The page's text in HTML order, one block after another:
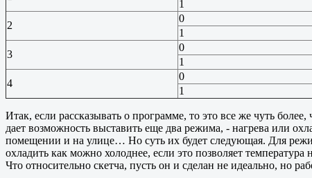
1
2
0
1
3
0
1
4
0
1
Итак, если рассказывать о программе, то это все же чуть
дает возможность выставить еще два режима, - нагрева или
помещении и на улице… Но суть их будет следующая. Для
охладить как можно холоднее, если это позволяет температура
Что относительно скетча, пусть он и сделан не идеально, но